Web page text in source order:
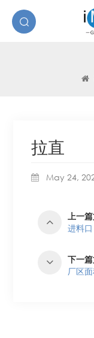
拉直
May 24,
上一
进料口
下一
厂区